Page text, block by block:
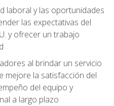
laboral y las oportunidades
las expectativas del
y ofrecer un trabajo
al brindar un servicio
mejore la satisfacción del
del equipo y
a largo plazo